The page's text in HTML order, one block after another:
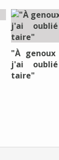
"À
j'ai
taire"